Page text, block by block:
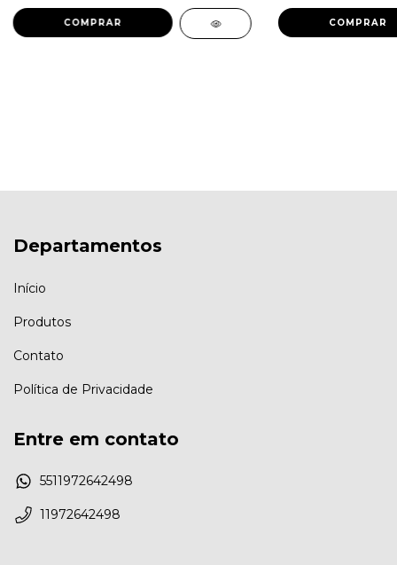
Departamentos
Início
Produtos
Contato
Política de Privacidade
Entre em contato
5511972642498
11972642498